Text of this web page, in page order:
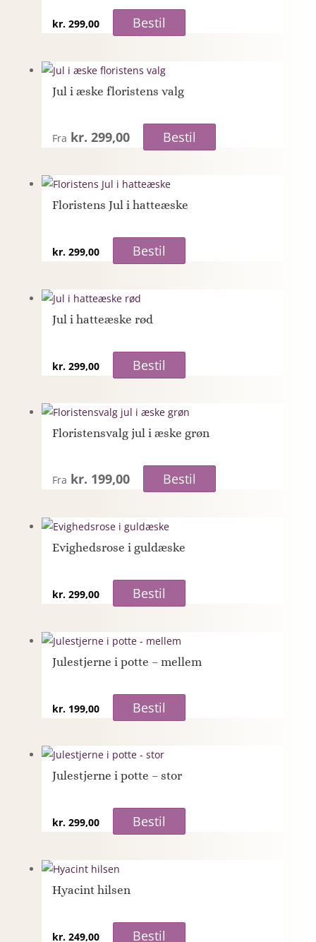
kr.299,00 Bestil
Jul i æske floristens valg
Fra kr. 299,00 Bestil
Floristens Jul i hatteæske
kr.299,00 Bestil
Jul i hatteæske rød
kr.299,00 Bestil
Floristensvalg jul i æske grøn
Fra kr. 199,00 Bestil
Evighedsrose i guldæske
kr.299,00 Bestil
Julestjerne i potte – mellem
kr.199,00 Bestil
Julestjerne i potte – stor
kr.299,00 Bestil
Hyacint hilsen
kr.249,00 Bestil